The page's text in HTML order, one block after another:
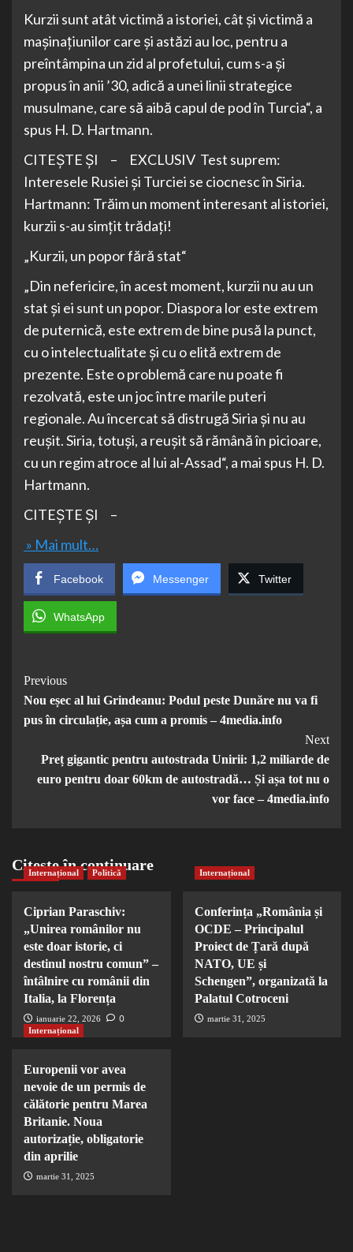
Kurzii sunt atât victimă a istoriei, cât și victimă a
mașinațiunilor care și astăzi au loc, pentru a
preîntâmpina un zid al profetului, cum s-a și
propus în anii ’30, adică a unei linii strategice
musulmane, care să aibă capul de pod în Turcia“, a
spus H. D. Hartmann.
CITEȘTE ȘI – EXCLUSIV Test suprem:
Interesele Rusiei și Turciei se ciocnesc în Siria.
Hartmann: Trăim un moment interesant al istoriei,
kurzii s-au simțit trădați!
„Kurzii, un popor fără stat“
„Din nefericire, în acest moment, kurzii nu au un
stat și ei sunt un popor. Diaspora lor este extrem
de puternică, este extrem de bine pusă la punct,
cu o intelectualitate și cu o elită extrem de
prezente. Este o problemă care nu poate fi
rezolvată, este un joc între marile puteri
regionale. Au încercat să distrugă Siria și nu au
reușit. Siria, totuși, a reușit să rămână în picioare,
cu un regim atroce al lui al-Assad“, a mai spus H. D.
Hartmann.
CITEȘTE ȘI –
» Mai mult…
Facebook Messenger Twitter
WhatsApp
Post
Navigation
Previous
Nou eșec al lui Grindeanu: Podul peste Dunăre nu va fi
pus în circulație, așa cum a promis – 4media.info
Next
Preț gigantic pentru autostrada Unirii: 1,2 miliarde de
euro pentru doar 60km de autostradă… Și așa tot nu o
vor face – 4media.info
Citește în continuare
Internațional Politică
Ciprian Paraschiv:
„Unirea românilor nu
este doar istorie, ci
destinul nostru comun” –
întâlnire cu românii din
Italia, la Florența
ianuarie 22, 2026 0
Internațional
Conferința „România și
OCDE – Principalul
Proiect de Țară după
NATO, UE și
Schengen”, organizată la
Palatul Cotroceni
martie 31, 2025
Internațional
Europenii vor avea
nevoie de un permis de
călătorie pentru Marea
Britanie. Noua
autorizație, obligatorie
din aprilie
martie 31, 2025